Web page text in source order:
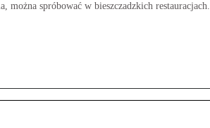
można spróbować w bieszczadzkich restauracjach.